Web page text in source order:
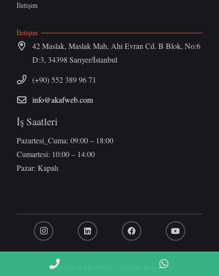
İletişim
İletişim
42 Maslak, Maslak Mah, Ahi Evran Cd. B Blok, No:6
D:3, 34398 Sarıyer/İstanbul
(+90) 552 389 96 71
info@akafweb.com
İş Saatleri
Pazartesi_Cuma: 09:00 – 18:00
Cumartesi: 10:00 – 14:00
Pazar: Kapalı
Copyright © AKAFWEB – All Rights Reserved.